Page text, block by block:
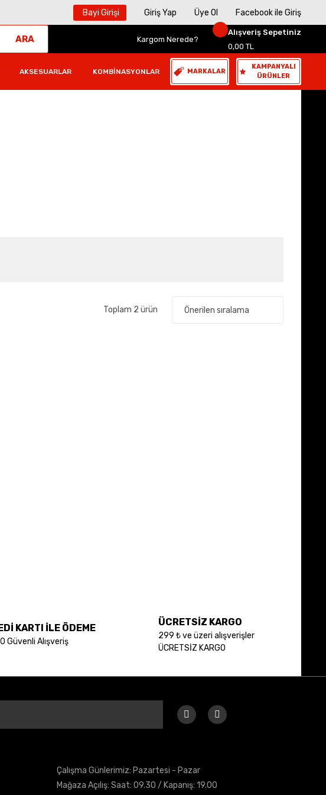
Bayi Girişi Giriş Yap Üye Ol Facebook ile Giriş
ARA Kargom Nerede?
Alışveriş Sepetiniz
0,00 TL
AKSESUARLAR KOMBINASYONLAR MARKALAR
KAMPANYALI
ÜRÜNLER
Toplam 2 ürün
KARTI İLE ÖDEME
Güvenli Alışveriş
ÜCRETSİZ KARGO
299 ₺ ve üzeri alışverişler
ÜCRETSİZ KARGO
Çalışma Günlerimiz: Pazartesi - Pazar
Mağaza Açılış: Saat: 09.30 / Kapanış: 19.00